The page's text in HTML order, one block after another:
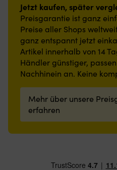
Jetzt kaufen, später
Preisgarantie ist ganz
Preise aller Shops
ganz entspannt jetzt
Artikel innerhalb von 14
Händler günstiger,
Nachhinein an. Keine
Mehr über unsere
erfahren